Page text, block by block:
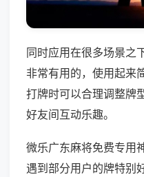
同时应用在很多场景之
非常有用的，使用起来
打牌时可以合理调整牌
好友间互动乐趣。
微乐广东麻将免费专用
遇到部分用户的牌特别